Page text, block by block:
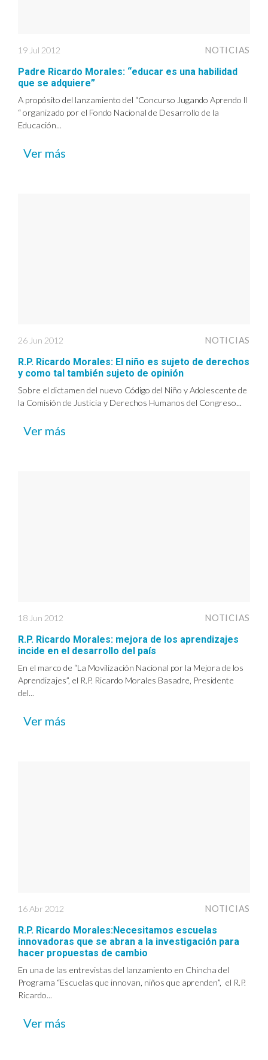
19 Jul 2012 NOTICIAS
Padre Ricardo Morales: “educar es una habilidad
que se adquiere”
A propósito del lanzamiento del “Concurso Jugando Aprendo ll
“ organizado por el Fondo Nacional de Desarrollo de la
Educación...
Ver más
26 Jun 2012 NOTICIAS
R.P. Ricardo Morales: El niño es sujeto de derechos
y como tal también sujeto de opinión
Sobre el dictamen del nuevo Código del Niño y Adolescente de
la Comisión de Justicia y Derechos Humanos del Congreso...
Ver más
18 Jun 2012 NOTICIAS
R.P. Ricardo Morales: mejora de los aprendizajes
incide en el desarrollo del país
En el marco de “La Movilización Nacional por la Mejora de los
Aprendizajes”, el R.P. Ricardo Morales Basadre, Presidente
del...
Ver más
16 Abr 2012 NOTICIAS
R.P. Ricardo Morales:Necesitamos escuelas
innovadoras que se abran a la investigación para
hacer propuestas de cambio
En una de las entrevistas del lanzamiento en Chincha del
Programa “Escuelas que innovan, niños que aprenden”, el R.P.
Ricardo...
Ver más